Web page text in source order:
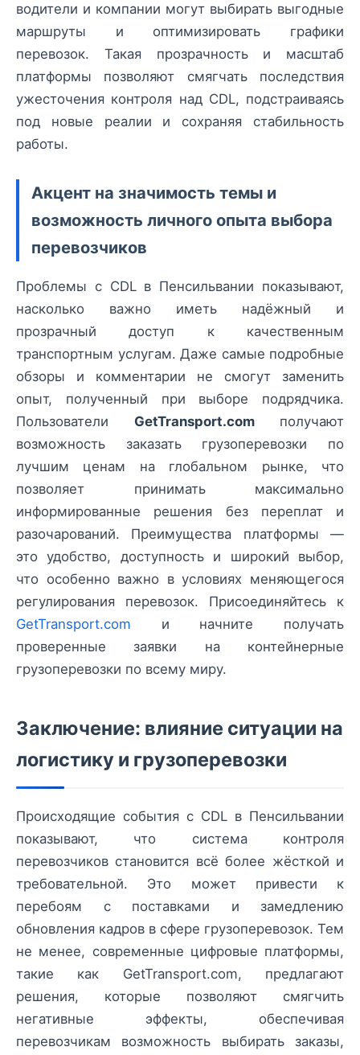
водители и компании могут выбирать выгодные
маршруты и оптимизировать графики
перевозок. Такая прозрачность и масштаб
платформы позволяют смягчать последствия
ужесточения контроля над CDL, подстраиваясь
под новые реалии и сохраняя стабильность
работы.
Акцент на значимость темы и
возможность личного опыта выбора
перевозчиков
Проблемы с CDL в Пенсильвании показывают,
насколько важно иметь надёжный и
прозрачный доступ к качественным
транспортным услугам. Даже самые подробные
обзоры и комментарии не смогут заменить
опыт, полученный при выборе подрядчика.
Пользователи GetTransport.comполучают
возможность заказать грузоперевозки по
лучшим ценам на глобальном рынке, что
позволяет принимать максимально
информированные решения без переплат и
разочарований. Преимущества платформы —
это удобство, доступность и широкий выбор,
что особенно важно в условиях меняющегося
регулирования перевозок. Присоединяйтесь к
GetTransport.com и начните получать
проверенные заявки на контейнерные
грузоперевозки по всему миру.
Заключение: влияние ситуации на
логистику и грузоперевозки
Происходящие события с CDL в Пенсильвании
показывают, что система контроля
перевозчиков становится всё более жёсткой и
требовательной. Это может привести к
перебоям с поставками и замедлению
обновления кадров в сфере грузоперевозок. Тем
не менее, современные цифровые платформы,
такие как GetTransport.com, предлагают
решения, которые позволяют смягчить
негативные эффекты, обеспечивая
перевозчикам возможность выбирать заказы,